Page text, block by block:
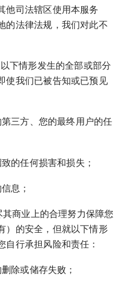
他司法辖区使用本服务
的法律法规，我们对此不
下情形发生的全部或部分
使我们已被告知或已预见
三方、您的最终用户的任
的任何损害和损失；
息；
商业上的合理努力保障您
）的安全，但就以下情形
自行承担风险和责任：
除或储存失败；